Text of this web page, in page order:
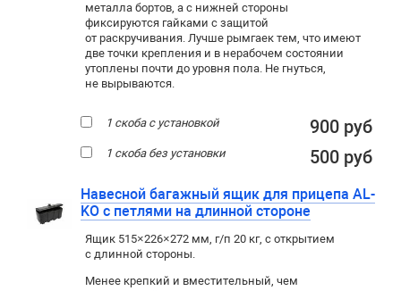
металла бортов, а с нижней стороны
фиксируются гайками с защитой
от раскручивания. Лучше рымгаек тем, что имеют
две точки крепления и в нерабочем состоянии
утоплены почти до уровня пола. Не гнуться,
не вырываются.
1 скоба с установкой 900 руб
1 скоба без установки 500 руб
Навесной багажный ящик для прицепа AL-
KO с петлями на длинной стороне
Ящик 515×226×272 мм, г/п 20 кг, с открытием
с длинной стороны.
Менее крепкий и вместительный, чем